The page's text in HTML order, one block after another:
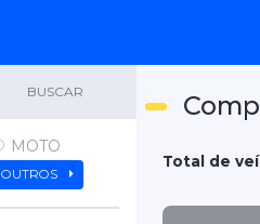
BUSCAR
MOTO
OUTROS
Total de